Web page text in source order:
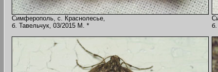
Симферополь, с. Краснолесье,
б. Тавельчук, 03/2015 M. *